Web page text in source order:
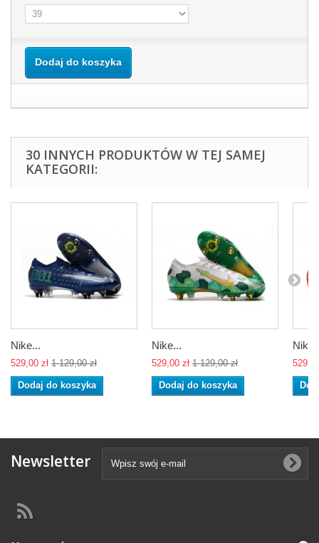
Dodaj do koszyka
30 INNYCH PRODUKTÓW W TEJ SAMEJ
KATEGORII:
Nike...
529,00 zł 1 129,00 zł
Dodaj do koszyka
Nike...
529,00 zł 1 129,00 zł
Dodaj do koszyka
Newsletter